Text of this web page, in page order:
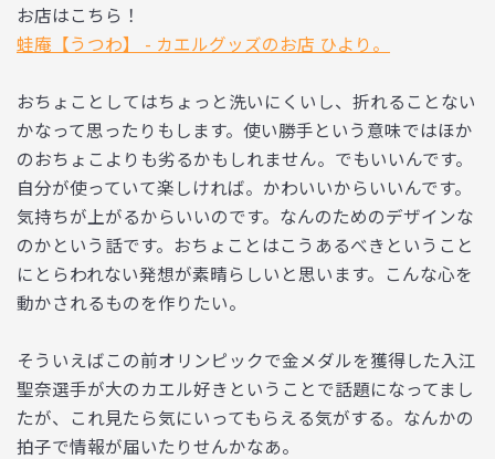
お店はこちら！
蛙庵【うつわ】 - カエルグッズのお店 ひより。
おちょことしてはちょっと洗いにくいし、折れることない
かなって思ったりもします。使い勝手という意味ではほか
のおちょこよりも劣るかもしれません。でもいいんです。
自分が使っていて楽しければ。かわいいからいいんです。
気持ちが上がるからいいのです。なんのためのデザインな
のかという話です。おちょことはこうあるべきということ
にとらわれない発想が素晴らしいと思います。こんな心を
動かされるものを作りたい。
そういえばこの前オリンピックで金メダルを獲得した入江
聖奈選手が大のカエル好きということで話題になってまし
たが、これ見たら気にいってもらえる気がする。なんかの
拍子で情報が届いたりせんかなあ。